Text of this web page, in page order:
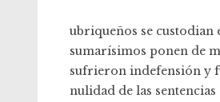
ubriqueños se
sumarísimos ponen de
sufrieron indefensión y
nulidad de las